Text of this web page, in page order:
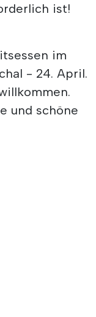
ist!
im
- 24. April.
und schöne